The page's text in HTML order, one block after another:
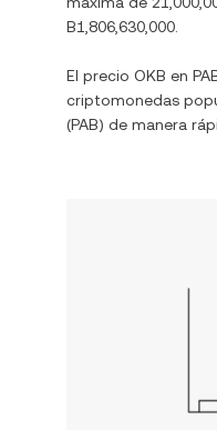
B1,806,630,000
El precio OKB en
criptomonedas
(PAB) de manera